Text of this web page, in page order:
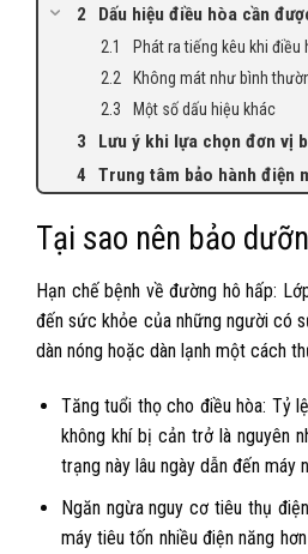
Dấu hiệu điều hòa cần
Phát ra tiếng kêu khi điều
Không mát như bình
Một số dấu hiệu khác
Lưu ý khi lựa chọn đơn vị
Trung tâm bảo hành điện
Tại sao nên bảo
Hạn chế bệnh về đường hô hấp:
đến sức khỏe của những người có
dàn nóng hoặc dàn lạnh một cách
Tăng tuổi thọ cho điều hòa: Tỷ
không khí bị cản trở là nguyên
trạng này lâu ngày dẫn đến máy
Ngăn ngừa nguy cơ tiêu thụ
máy tiêu tốn nhiều điện năng